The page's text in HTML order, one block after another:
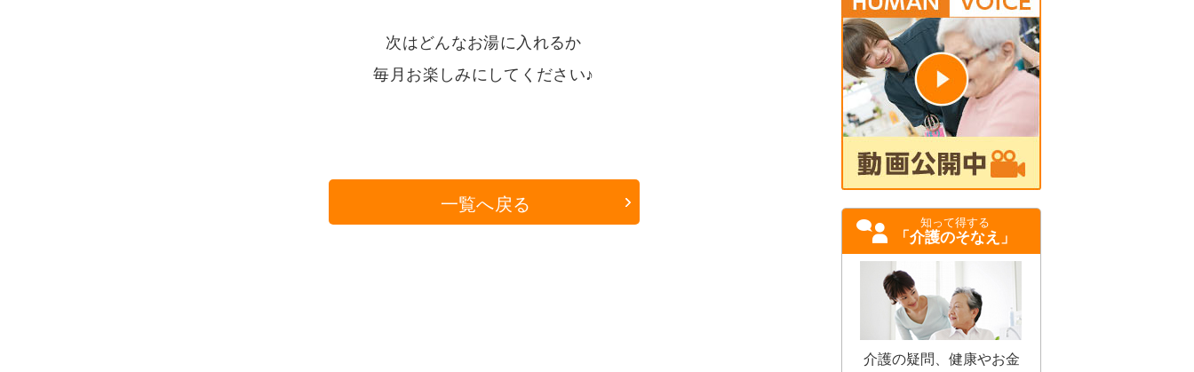
次はどんなお湯に入れるか
毎月お楽しみにしてください♪
一覧へ戻る
知って得する
「介護のそなえ」
介護の疑問、健康やお金